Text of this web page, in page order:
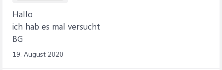
Hallo
ich hab es mal versucht
BG
19. August 2020